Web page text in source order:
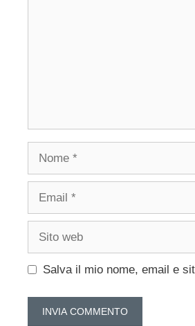
Nome
Email
Sito
Salva il mio nome, email e